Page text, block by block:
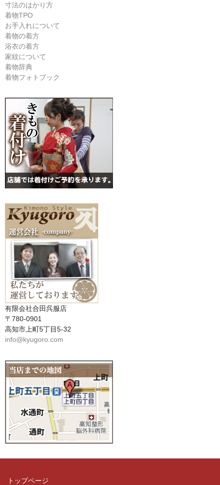
寸法のはかり方
着物TPO
お手入れについて
着物の着方
浴衣の着方
家紋について
着物辞典
着物フォトブック
有限会社合田呉服店
〒780-0901
高知市上町5丁目5-32
info@kyugoro.com
トップページ